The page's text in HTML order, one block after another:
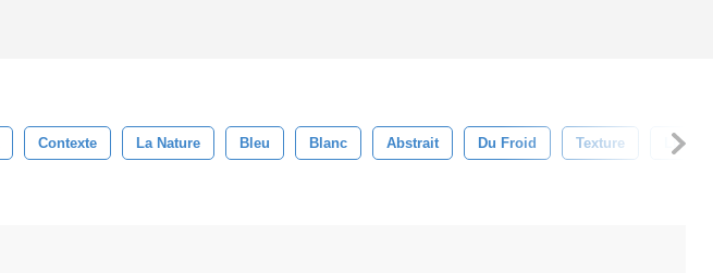
Contexte La Nature Bleu Blanc Abstrait Du Froid Texture